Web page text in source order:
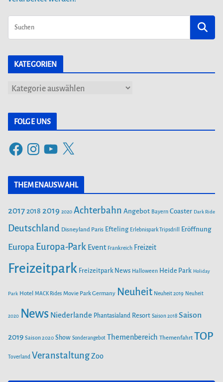
KATEGORIEN
K
g
e
n
FOLGE UNS
F
c
o
o
s
t
g
r
m
Y
u
T
b
e
X
THEMENAUSWAHL
2017 2018 2019 2020 Achterbahn Angebot Bayern Coaster Dark Ride
Deutschland Disneyland Paris Efteling Erlebnispark Tripsdrill Eröffnung
Europa Europa-Park Event Frankreich Freizeit
Freizeitpark Freizeitpark News Halloween Heide Park Holiday
Park Hotel MACK Rides Movie Park Germany Neuheit Neuheit 2019 Neuheit
2020 News Niederlande Phantasialand Resort Saison 2018 Saison
2019 Saison 2020 Show Sonderangebot Themenbereich Themenfahrt TOP
Toverland VeranstaltungZoo